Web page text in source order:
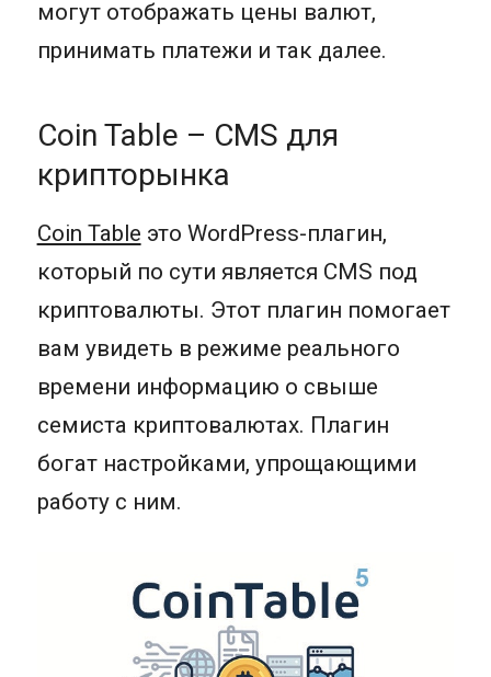
могут отображать цены валют,
принимать платежи и так далее.
Coin Table – CMS для
крипторынка
Coin Table это WordPress-плагин,
который по сути является CMS под
криптовалюты. Этот плагин помогает
вам увидеть в режиме реального
времени информацию о свыше
семиста криптовалютах. Плагин
богат настройками, упрощающими
работу с ним.